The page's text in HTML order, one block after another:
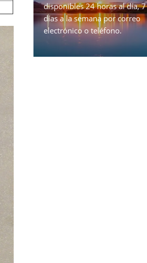
disponibles 24 horas al día, 7
días a la semana por correo
electrónico o teléfono.